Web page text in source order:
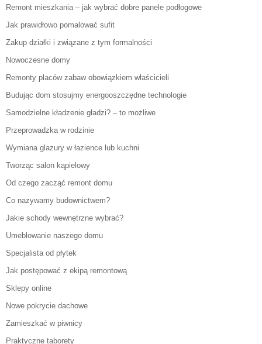
Remont mieszkania – jak wybrać dobre panele podłogowe
Jak prawidłowo pomalować sufit
Zakup działki i związane z tym formalności
Nowoczesne domy
Remonty placów zabaw obowiązkiem właścicieli
Budując dom stosujmy energooszczędne technologie
Samodzielne kładzenie gładzi? – to możliwe
Przeprowadzka w rodzinie
Wymiana glazury w łazience lub kuchni
Tworząc salon kąpielowy
Od czego zacząć remont domu
Co nazywamy budownictwem?
Jakie schody wewnętrzne wybrać?
Umeblowanie naszego domu
Specjalista od płytek
Jak postępować z ekipą remontową
Sklepy online
Nowe pokrycie dachowe
Zamieszkać w piwnicy
Praktyczne taborety